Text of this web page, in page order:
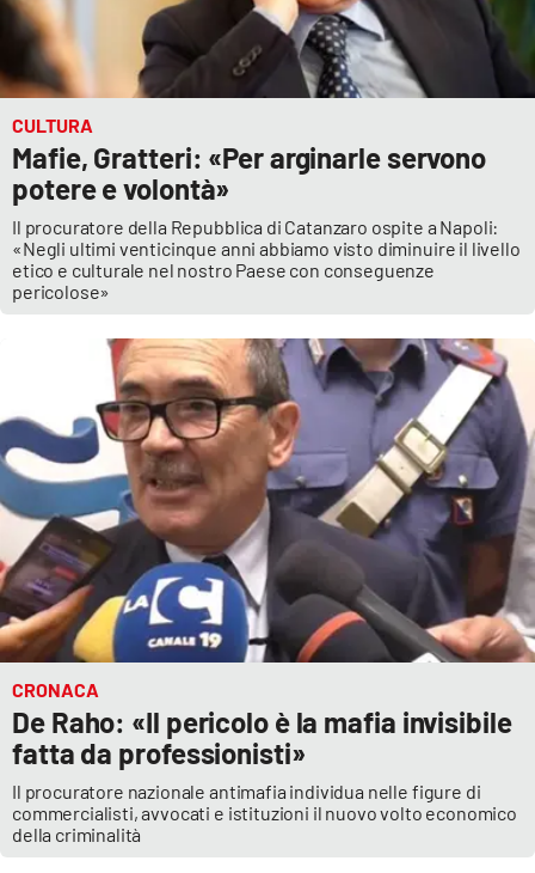
EDIZIONI
LOCALI
Catanzaro
Crotone
Vibo Valentia
Reggio Calabria
Lamezia Terme
PROGETTI
SPECIALI
Buona Sanità Calabria
LA
CALABRIAVISIONE
Eventi
Food
CULTURA
Mafie, Gratteri: «Per arginarle servono
potere e volontà»
Il procuratore della Repubblica di Catanzaro ospite a Napoli:
«Negli ultimi venticinque anni abbiamo visto diminuire il livello
etico e culturale nel nostro Paese con conseguenze
pericolose»
CRONACA
De Raho: «Il pericolo è la mafia invisibile
fatta da professionisti»
Il procuratore nazionale antimafia individua nelle figure di
commercialisti, avvocati e istituzioni il nuovo volto economico
della criminalità